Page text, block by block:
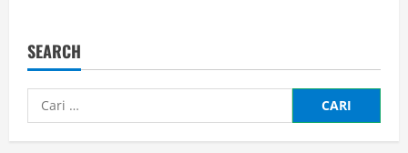
Gol,
Jadi
Hari
SEARCH
Cari
untuk: